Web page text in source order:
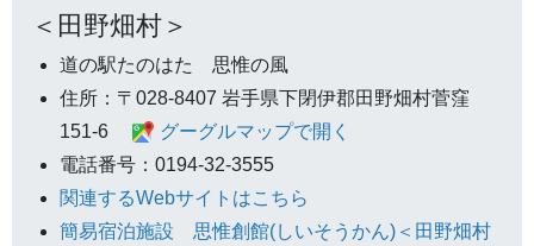
＜田野畑村＞
道の駅たのはた 思惟の風
住所：〒028-8407 岩手県下閉伊郡田野畑村菅窪
151-6
グーグルマップで開く
電話番号：0194-32-3555
関連するWebサイトはこちら
簡易宿泊施設 思惟創館(しいそうかん)＜田野畑村